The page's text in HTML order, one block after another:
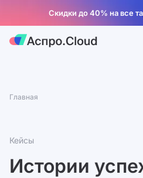
Скидки до 40% на все
Главная
Кейсы
Истории